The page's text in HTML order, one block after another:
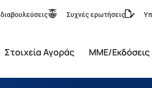
Συχνές ερωτήσεις
Στοιχεία Αγοράς ΜΜΕ/Εκδόσεις